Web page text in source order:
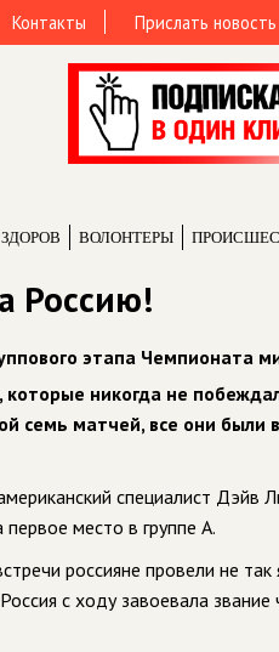
Контакты Прислать новость
ВОЛОНТЕРЫ
Россию!
этапа Чемпионата
которые никогда не
семь матчей, все они были
специалист Дэйв
место в группе А.
россияне провели не
с ходу завоевала